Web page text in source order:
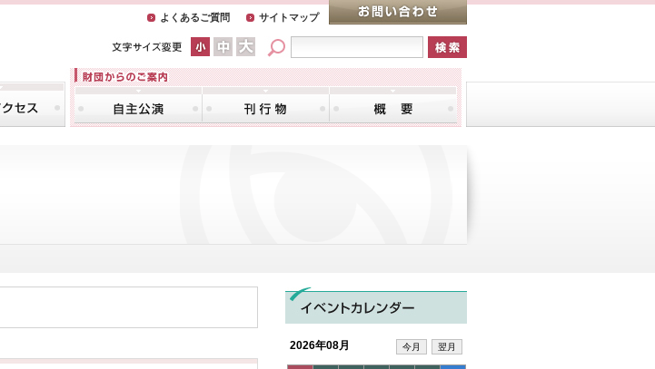
サイトマップ
よくあるご質問
2026年08月 今月 翌月